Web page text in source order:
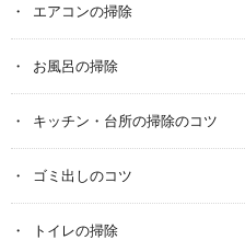
エアコンの掃除
お風呂の掃除
キッチン・台所の掃除のコツ
ゴミ出しのコツ
トイレの掃除